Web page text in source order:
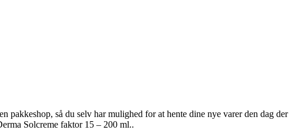
så du selv har mulighed for at hente dine nye varer den dag der
Solcreme faktor 15 – 200 ml..